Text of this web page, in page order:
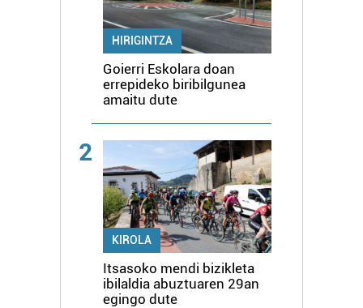
HIRIGINTZA
Goierri Eskolara doan
errepideko biribilgunea
amaitu dute
2
KIROLA
Itsasoko mendi bizikleta
ibilaldia abuztuaren 29an
egingo dute